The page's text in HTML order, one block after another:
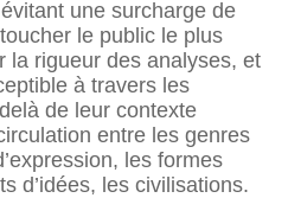
une surcharge de
le public le plus
la rigueur des analyses, et
à travers les
de leur contexte
entre les genres
les formes
d’idées, les civilisations.